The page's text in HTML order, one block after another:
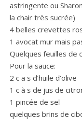
astringente ou
la chair très sucrée)
4 belles crevettes
1 avocat mur mais
Quelques feuilles de
Pour la sauce:
2 c a s d’huile d’olive
1 c à s de jus de
1 pincée de sel
quelques brins de